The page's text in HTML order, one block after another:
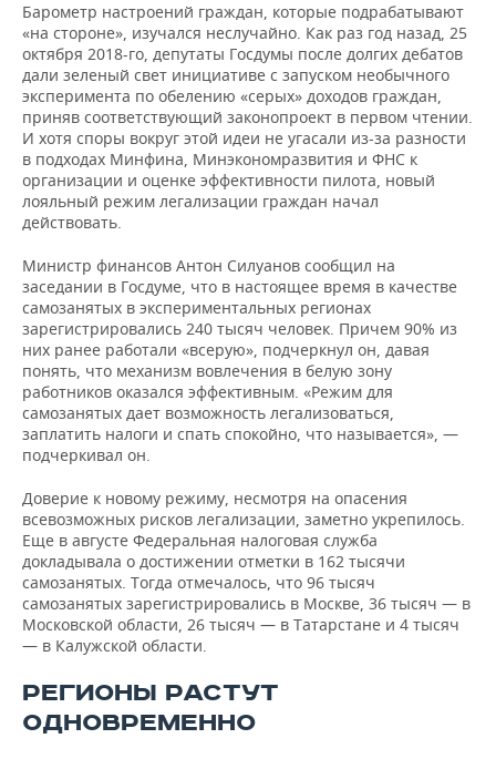
Барометр настроений граждан, которые подрабатывают
«на стороне», изучался неслучайно. Как раз год назад, 25
октября 2018-го, депутаты Госдумы после долгих дебатов
дали зеленый свет инициативе с запуском необычного
эксперимента по обелению «серых» доходов граждан,
приняв соответствующий законопроект в первом чтении.
И хотя споры вокруг этой идеи не угасали из-за разности
в подходах Минфина, Минэкономразвития и ФНС к
организации и оценке эффективности пилота, новый
лояльный режим легализации граждан начал
действовать.
Министр финансов Антон Силуанов сообщил на
заседании в Госдуме, что в настоящее время в качестве
самозанятых в экспериментальных регионах
зарегистрировались 240 тысяч человек. Причем 90% из
них ранее работали «всерую», подчеркнул он, давая
понять, что механизм вовлечения в белую зону
работников оказался эффективным. «Режим для
самозанятых дает возможность легализоваться,
заплатить налоги и спать спокойно, что называется», —
подчеркивал он.
Доверие к новому режиму, несмотря на опасения
всевозможных рисков легализации, заметно укрепилось.
Еще в августе Федеральная налоговая служба
докладывала о достижении отметки в 162 тысячи
самозанятых. Тогда отмечалось, что 96 тысяч
самозанятых зарегистрировались в Москве, 36 тысяч — в
Московской области, 26 тысяч — в Татарстане и 4 тысяч
— в Калужской области.
РЕГИОНЫ РАСТУТ
ОДНОВРЕМЕННО